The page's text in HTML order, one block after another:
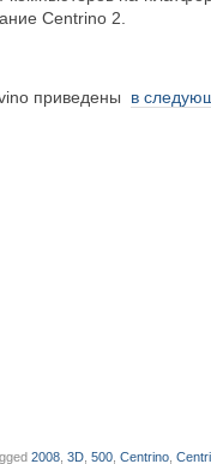
Centrino 2.
приведены в
2008 ,3D ,500 ,Centrino ,